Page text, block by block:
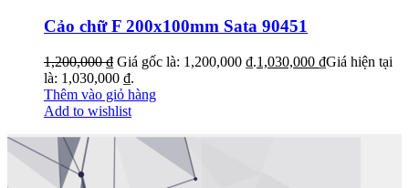
Cảo chữ F 200x100mm Sata 90451
1,200,000₫ Giá gốc là: 1,200,000 ₫.1,030,000 ₫Giá hiện tại
là: 1,030,000 ₫.
Thêm vào giỏ hàng
Add to wishlist